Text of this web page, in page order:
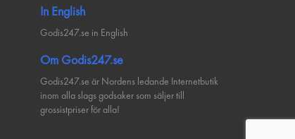
In English
Godis247.se in English
Om Godis247.se
Godis247.se är Nordens ledande Internetbutik
inom alla slags godsaker som säljer till
grossistpriser för alla!